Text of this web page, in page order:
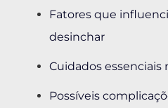
Fatores que
desinchar
Cuidados essenciais
Possíveis